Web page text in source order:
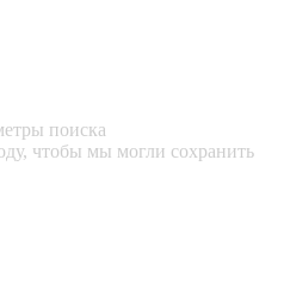
поиска
чтобы мы могли сохранить